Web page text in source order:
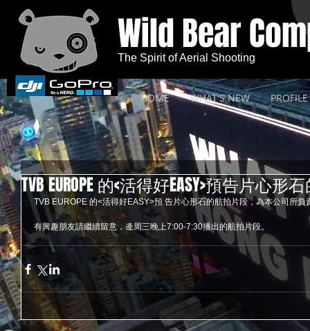
HOME WHAT'S NEW PROFILE
Wild Bear
The Spirit of Aerial Shooting
TVB EUROPE 的<活得好EASY>預告片心形
TVB EUROPE 的<活得好EASY>預 告片心形石的航拍片段，為本公司所負
有興趣朋友請繼續留意，逄周三晚上7:00-7:30播出的航拍片段。